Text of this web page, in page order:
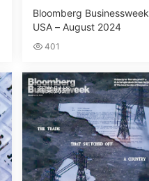
Bloomberg Businessweek
USA – August 2024
401
商業财經